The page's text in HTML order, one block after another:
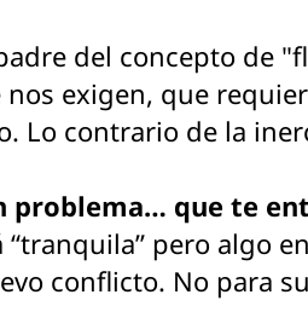
del concepto de
exigen, que
Lo contrario de la
problema… que te
pero algo
conflicto. No para